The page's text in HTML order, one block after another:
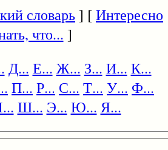
словарь] [Интересно
что... ]
Д... Е... Ж... З... И... К...
П... Р... С... Т... У... Ф...
Ш... Э... Ю... Я...